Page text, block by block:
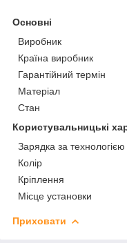
Основні
Виробник
Країна виробник
Гарантійний термін
Матеріал
Стан
Користувальницькі
Зарядка за технологією
Колір
Кріплення
Місце установки
Приховати